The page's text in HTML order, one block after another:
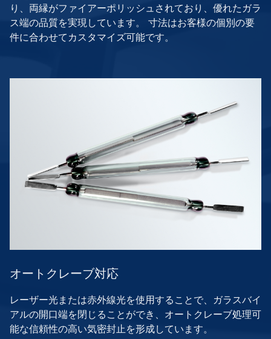
り、両縁がファイアーポリッシュされており、優れたガラ
ス端の品質を実現しています。 寸法はお客様の個別の要
件に合わせてカスタマイズ可能です。
オートクレーブ対応
レーザー光または赤外線光を使用することで、ガラスバイ
アルの開口端を閉じることができ、オートクレーブ処理可
能な信頼性の高い気密封止を形成しています。